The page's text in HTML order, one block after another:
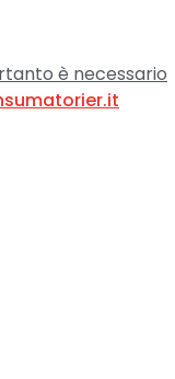
è necessario